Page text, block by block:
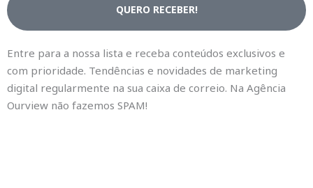
email
QUERO RECEBER!
Entre para a nossa lista e receba conteúdos exclusivos e
com prioridade. Tendências e novidades de marketing
digital regularmente na sua caixa de correio. Na Agência
Ourview não fazemos SPAM!